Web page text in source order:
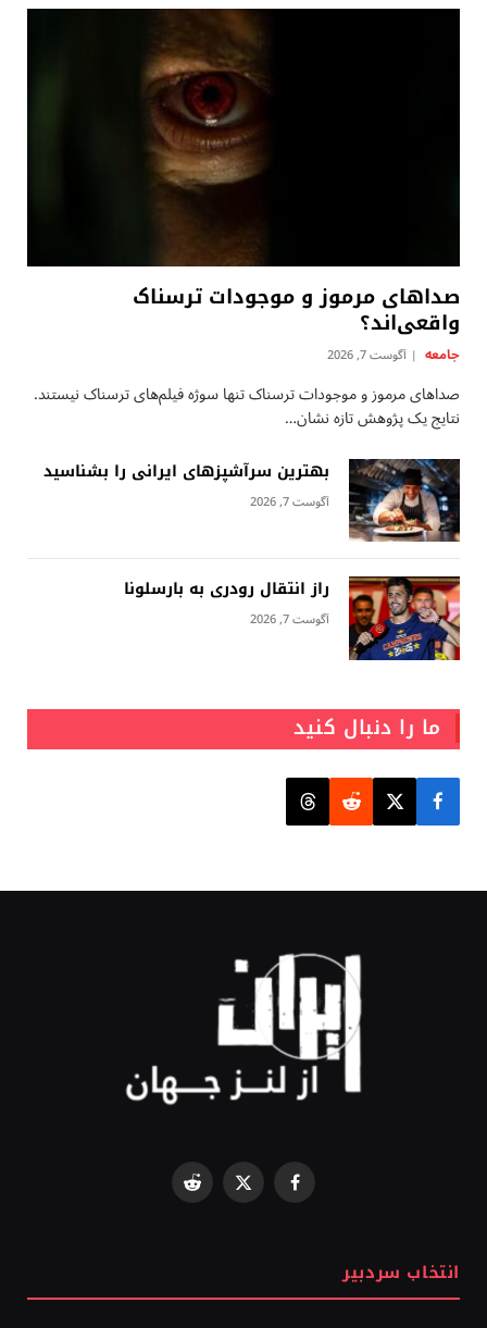
صداهای مرموز و موجودات ترسناک
واقعی‌اند؟
جامعه آگوست 7, 2026
صداهای مرموز و موجودات ترسناک تنها سوژه فیلم‌های ترسناک نیستند.
نتایج یک پژوهش تازه نشان…
بهترین سرآشپزهای ایرانی را بشناسید
آگوست 7, 2026
راز انتقال رودری به بارسلونا
آگوست 7, 2026
ما را دنبال کنید
Facebook
X
Reddit
انتخاب سردبیر